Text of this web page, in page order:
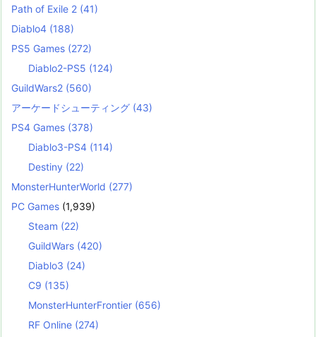
Path of Exile 2 (41)
Diablo4 (188)
PS5 Games (272)
Diablo2-PS5 (124)
GuildWars2 (560)
アーケードシューティング (43)
PS4 Games (378)
Diablo3-PS4 (114)
Destiny (22)
MonsterHunterWorld (277)
PC Games (1,939)
Steam (22)
GuildWars (420)
Diablo3 (24)
C9 (135)
MonsterHunterFrontier (656)
RF Online (274)